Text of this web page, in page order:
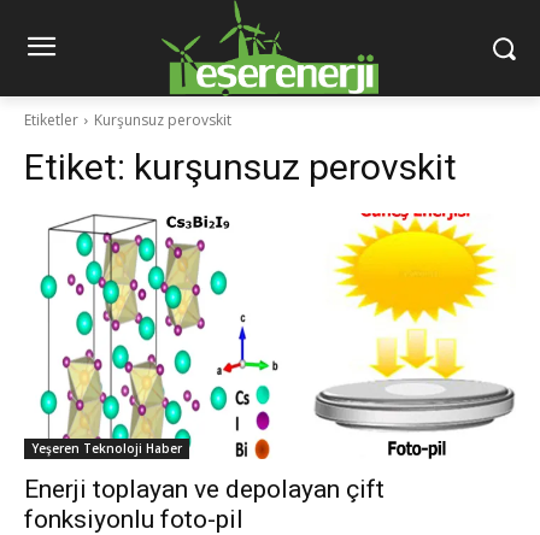
Etiketler Kurşunsuz perovskit
Etiket: kurşunsuz perovskit
Yeşeren Teknoloji Haber
Enerji toplayan ve depolayan çift
fonksiyonlu foto-pil